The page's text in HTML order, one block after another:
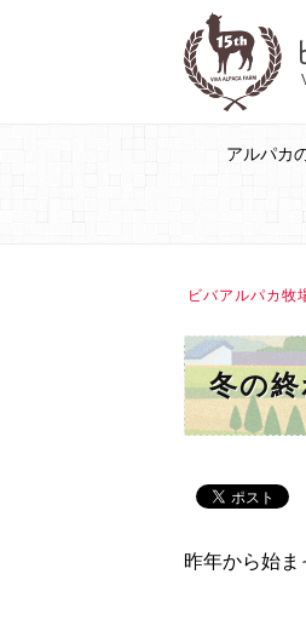
アルパカ
ビバアルパカ牧
冬の
昨年から始ま